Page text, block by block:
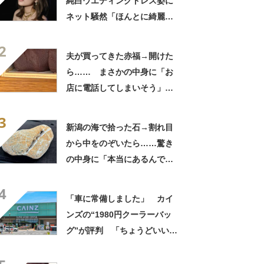
ネット騒然「ほんとに綺麗」
夫が買ってきた赤福→開けた
ら…… まさかの中身に「お
店に電話してしまいそう」
新潟の海で拾った石→割れ目
から中をのぞいたら……驚き
の中身に「本当にあるんです
「車に常備しました」 カイ
ンズの“1980円クーラーバッ
グ”が評判 「ちょうどいい大